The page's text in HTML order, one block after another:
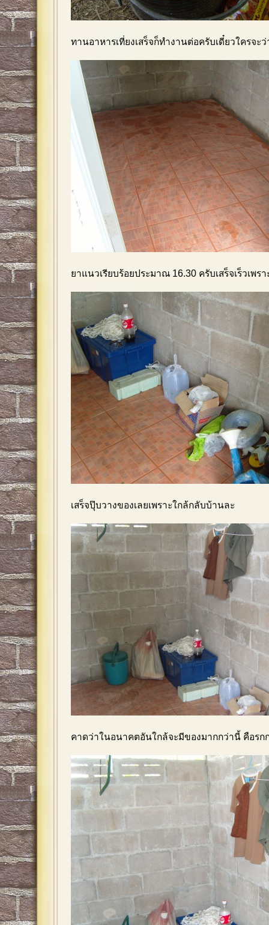
ทานอาหารเที่ยงเสร็จก็ทำงานต่อครับเดี๋ยวใครจะ
ยาแนวเรียบร้อยประมาณ 16.30 ครับเสร็จเร็วเพร
เสร็จปุ๊บวางของเลยเพราะใกล้กลับบ้านละ
คาดว่าในอนาคตอันใกล้จะมีของมากกว่านี้ คือรก